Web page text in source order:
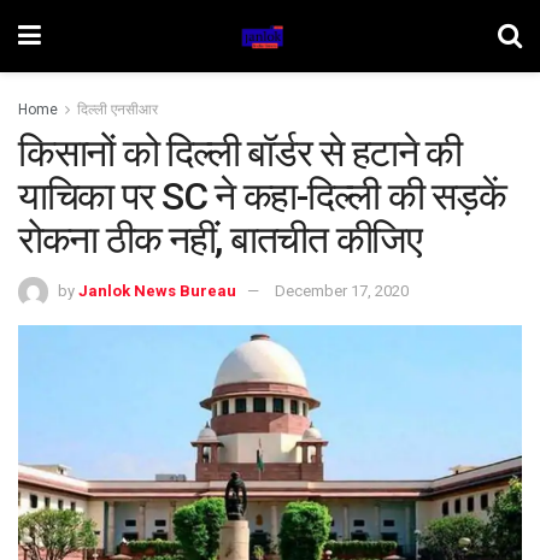
Home दिल्ली एनसीआर
किसानों को दिल्ली बॉर्डर से हटाने की
याचिका पर SC ने कहा-दिल्ली की सड़कें
रोकना ठीक नहींं, बातचीत कीजिए
by Janlok News Bureau December 17, 2020